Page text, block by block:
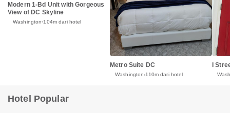
Modern 1-Bd Unit with Gorgeous
View of DC Skyline
Washington 104m dari hotel
Metro Suite DC
Washington 110m dari hotel
I
Hotel Popular